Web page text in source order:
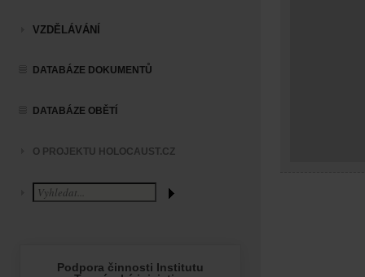
VZDĚLÁVÁNÍ
DATABÁZE DOKUMENTŮ
DATABÁZE OBĚTÍ
O PROJEKTU HOLOCAUST.CZ